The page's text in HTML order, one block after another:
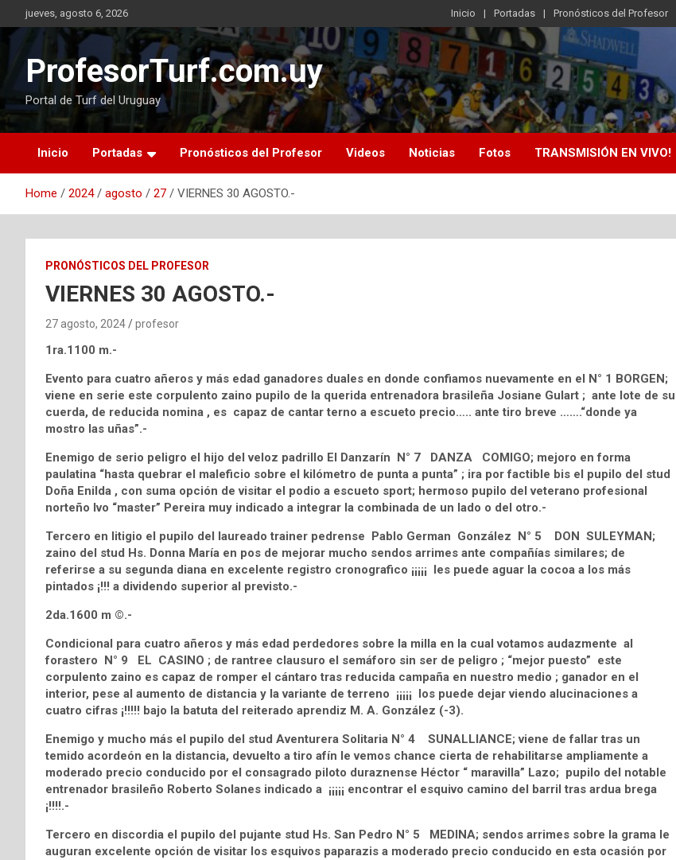
to
content
jueves, agosto 6, 2026 Inicio Portadas Pronósticos del Profesor
ProfesorTurf.com.uy
Portal de Turf del Uruguay
Inicio Portadas Pronósticos del Profesor Videos Noticias Fotos TRANSMISIÓN EN VIVO!
Home 2024 agosto 27 VIERNES 30 AGOSTO.-
PRONÓSTICOS DEL PROFESOR
VIERNES 30 AGOSTO.-
27 agosto, 2024 profesor
1ra.1100 m.-
Evento para cuatro añeros y más edad ganadores duales en donde confiamos nuevamente en el N° 1 BORGEN;
viene en serie este corpulento zaino pupilo de la querida entrenadora brasileña Josiane Gulart ; ante lote de su
cuerda, de reducida nomina , es capaz de cantar terno a escueto precio….. ante tiro breve …….“donde ya
mostro las uñas”.-
Enemigo de serio peligro el hijo del veloz padrillo El Danzarín N° 7 DANZA COMIGO; mejoro en forma
paulatina “hasta quebrar el maleficio sobre el kilómetro de punta a punta” ; ira por factible bis el pupilo del stud
Doña Enilda , con suma opción de visitar el podio a escueto sport; hermoso pupilo del veterano profesional
norteño Ivo “master” Pereira muy indicado a integrar la combinada de un lado o del otro.-
Tercero en litigio el pupilo del laureado trainer pedrense Pablo German González N° 5 DON SULEYMAN;
zaino del stud Hs. Donna María en pos de mejorar mucho sendos arrimes ante compañías similares; de
referirse a su segunda diana en excelente registro cronografico ¡¡¡¡¡ les puede aguar la cocoa a los más
pintados ¡!!! a dividendo superior al previsto.-
2da.1600 m ©.-
Condicional para cuatro añeros y más edad perdedores sobre la milla en la cual votamos audazmente al
forastero N° 9 EL CASINO ; de rantree clausuro el semáforo sin ser de peligro ; “mejor puesto” este
corpulento zaino es capaz de romper el cántaro tras reducida campaña en nuestro medio ; ganador en el
interior, pese al aumento de distancia y la variante de terreno ¡¡¡¡¡ los puede dejar viendo alucinaciones a
cuatro cifras ¡!!!!! bajo la batuta del reiterado aprendiz M. A. González (-3).
Enemigo y mucho más el pupilo del stud Aventurera Solitaria N° 4 SUNALLIANCE; viene de fallar tras un
temido acordeón en la distancia, devuelto a tiro afín le vemos chance cierta de rehabilitarse ampliamente a
moderado precio conducido por el consagrado piloto duraznense Héctor “ maravilla” Lazo; pupilo del notable
entrenador brasileño Roberto Solanes indicado a ¡¡¡¡¡ encontrar el esquivo camino del barril tras ardua brega
¡!!!!.-
Tercero en discordia el pupilo del pujante stud Hs. San Pedro N° 5 MEDINA; sendos arrimes sobre la grama le
auguran excelente opción de visitar los esquivos paparazis a moderado precio conducido en esta ocasión por